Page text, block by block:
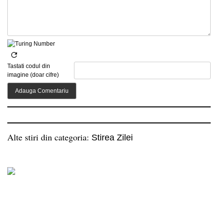
Tastati codul din
imagine (doar cifre)
Alte stiri din categoria: Stirea Zilei